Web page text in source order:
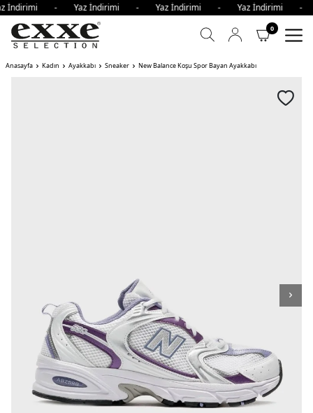
- Yaz İndirimi - Yaz İndirimi - Yaz İndirimi -
0
Anasayfa Kadın Ayakkabı Sneaker New Balance Koşu Spor Bayan Ayakkabı